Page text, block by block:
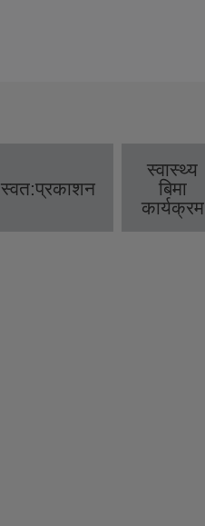
स्वत:प्रकाशन
स्वास्थ्य
बिमा
कार्यक्रम